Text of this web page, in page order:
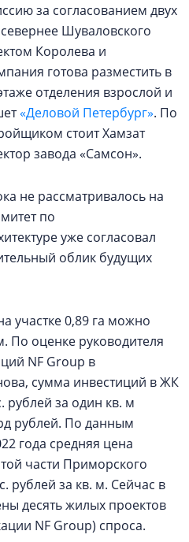
за согласованием двух
Шуваловского
Королева и
готова разместить в
отделения взрослой и
«Деловой Петербург». По
стоит Хамзат
завода «Самсон».
не рассматривалось на
по
уже согласовал
облик будущих
участке 0,89 га можно
По оценке руководителя
NF Group в
сумма инвестиций в ЖК
рублей за один кв. м
рублей. По данным
года средняя цена
части Приморского
рублей за кв. м. Сейчас в
десять жилых проектов
NF Group) спроса.